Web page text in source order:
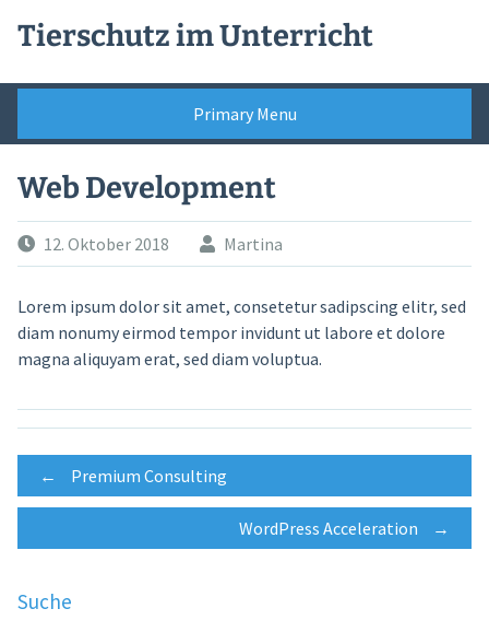
Tierschutz im Unterricht
Primary Menu
Web Development
12. Oktober 2018 Martina
Lorem ipsum dolor sit amet, consetetur sadipscing elitr, sed
diam nonumy eirmod tempor invidunt ut labore et dolore
magna aliquyam erat, sed diam voluptua.
Post
navigation
← Premium Consulting
WordPress Acceleration →
Suche